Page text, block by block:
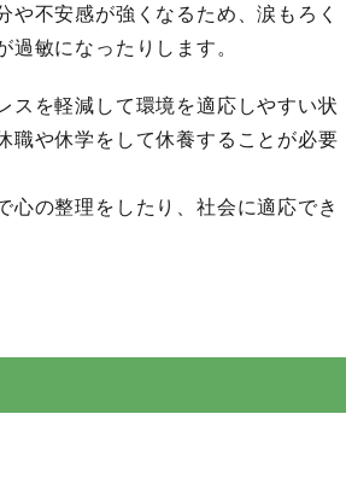
不安感が強くなるため、涙もろく
過敏になったりします。
スを軽減して環境を適応しやすい状
職や休学をして休養することが必要
心の整理をしたり、社会に適応でき